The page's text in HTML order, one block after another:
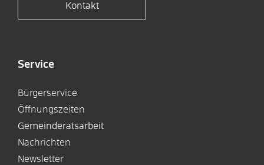
Kontakt
Service
Bürgerservice
Öffnungszeiten
Gemeinderatsarbeit
Nachrichten
Newsletter